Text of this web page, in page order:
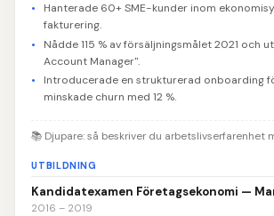
Hanterade 60+ SME-kunder inom
fakturering.
Nådde 115 % av försäljningsmålet 2021 och
Account Manager".
Introducerade en strukturerad onboarding
minskade churn med 12 %.
📚 Djupare: så beskriver du arbetslivserfarenhet
UTBILDNING
Kandidatexamen Företagsekonomi —
2016 – 2019